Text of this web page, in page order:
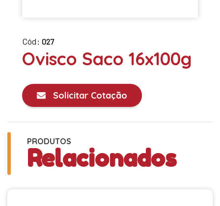
Cód: 027
Ovisco Saco 16x100g
Solicitar Cotação
PRODUTOS
Relacionados